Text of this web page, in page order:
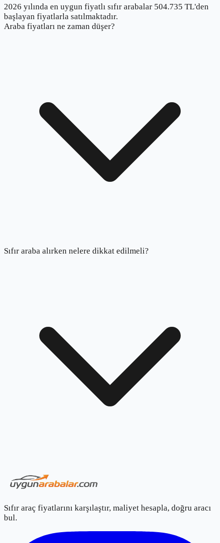
2026 yılında en uygun fiyatlı sıfır arabalar 504.735 TL'den
başlayan fiyatlarla satılmaktadır.
Araba fiyatları ne zaman düşer?
Sıfır araba alırken nelere dikkat edilmeli?
Sıfır araç fiyatlarını karşılaştır, maliyet hesapla, doğru aracı
bul.